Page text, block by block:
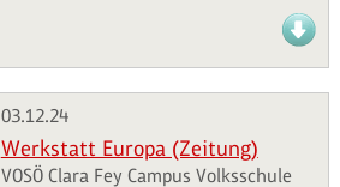
03.12.24
Werkstatt Europa (Zeitung)
VOSÖ Clara Fey Campus Volksschule